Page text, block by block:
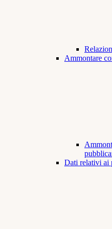
Ammontare
Dati relativi ai